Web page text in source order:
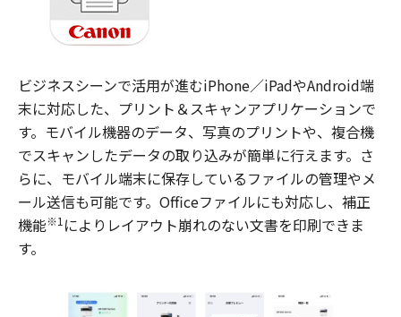
ビジネスシーンで活用が進むiPhone／iPadやAndroid端
末に対応した、プリント＆スキャンアプリケーションで
す。モバイル機器のデータ、写真のプリントや、複合機
でスキャンしたデータの取り込みが簡単に行えます。さ
らに、モバイル端末に保存しているファイルの管理やメ
ール送信も可能です。Officeファイルにも対応し、補正
機能※1 によりレイアウト崩れのない文書を印刷できま
す。